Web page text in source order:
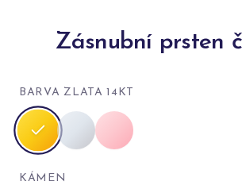
Zásnubní prsten
BARVA ZLATA 14KT
KÁMEN